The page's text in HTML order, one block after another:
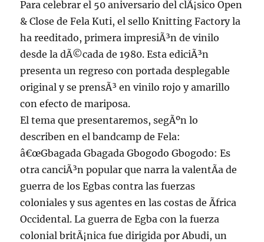
Para celebrar el 50 aniversario del clÃ¡sico Open
& Close de Fela Kuti, el sello Knitting Factory la
ha reeditado, primera impresiÃ³n de vinilo
desde la dÃ©cada de 1980. Esta ediciÃ³n
presenta un regreso con portada desplegable
original y se prensÃ³ en vinilo rojo y amarillo
con efecto de mariposa.
El tema que presentaremos, segÃºn lo
describen en el bandcamp de Fela:
â€œGbagada Gbagada Gbogodo Gbogodo: Es
otra canciÃ³n popular que narra la valentÃ­a de
guerra de los Egbas contra las fuerzas
coloniales y sus agentes en las costas de Ãfrica
Occidental. La guerra de Egba con la fuerza
colonial britÃ¡nica fue dirigida por Abudi, un